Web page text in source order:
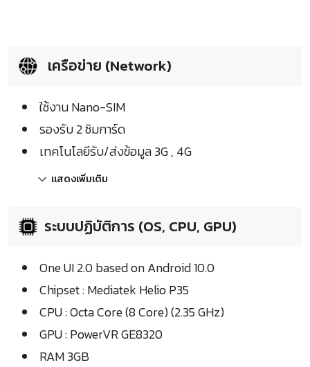
เครือข่าย (Network)
ใช้งาน Nano-SIM
รองรับ 2 ซิมการ์ด
เทคโนโลยีรับ/ส่งข้อมูล 3G , 4G
แสดงเพิ่มเติม
ระบบปฏิบัติการ (OS, CPU, GPU)
One UI 2.0 based on Android 10.0
Chipset : Mediatek Helio P35
CPU : Octa Core (8 Core) (2.35 GHz)
GPU : PowerVR GE8320
RAM 3GB